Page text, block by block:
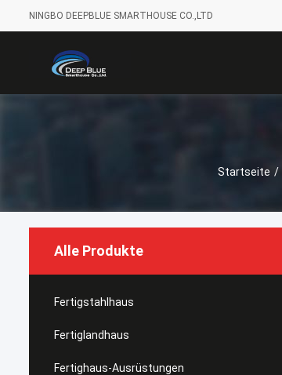
NINGBO DEEPBLUE SMARTHOUSE CO.,LTD
Startseite /
Alle Produkte
Fertigstahlhaus
Fertiglandhaus
Fertighaus-Ausrüstungen